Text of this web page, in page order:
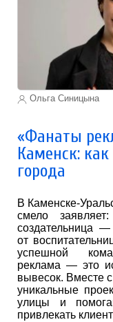
Ольга Синицына
«Фанаты
Каменск:
города
В Каменске-
смело
создательница
от
успешной
реклама — это
вывесок. Вместе
уникальные
улицы и
привлекать